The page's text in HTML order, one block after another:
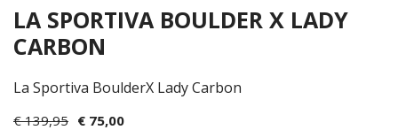
LA SPORTIVA BOULDER X LADY
CARBON
La Sportiva BoulderX Lady Carbon
€ 139,95 € 75,00